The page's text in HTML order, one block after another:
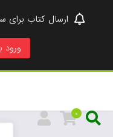
ارسال کتاب برای سفارش بالای
ورود